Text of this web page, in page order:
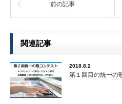
前の記事
関連記事
2018.8.2
第１回目の統一の